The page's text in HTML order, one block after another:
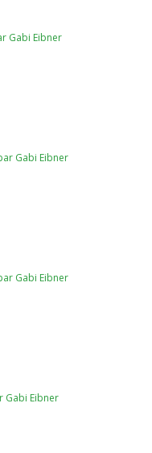
Gabi Eibner
Gabi Eibner
Gabi Eibner
Gabi Eibner